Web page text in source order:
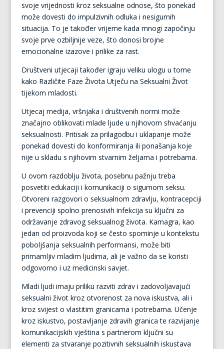
svoje vrijednosti kroz seksualne odnose, što ponekad
može dovesti do impulzivnih odluka i nesigurnih
situacija. To je također vrijeme kada mnogi započinju
svoje prve ozbiljnije veze, što donosi brojne
emocionalne izazove i prilike za rast.
Društveni utjecaji također igraju veliku ulogu u tome
kako Različite Faze Života Utječu na Seksualni Život
tijekom mladosti.
Utjecaj medija, vršnjaka i društvenih normi može
značajno oblikovati mlade ljude u njihovom shvaćanju
seksualnosti. Pritisak za prilagodbu i uklapanje može
ponekad dovesti do konformiranja ili ponašanja koje
nije u skladu s njihovim stvarnim željama i potrebama.
U ovom razdoblju života, posebnu pažnju treba
posvetiti edukaciji i komunikaciji o sigurnom seksu.
Otvoreni razgovori o seksualnom zdravlju, kontracepciji
i prevenciji spolno prenosivih infekcija su ključni za
održavanje zdravog seksualnog života. Kamagra, kao
jedan od proizvoda koji se često spominje u kontekstu
poboljšanja seksualnih performansi, može biti
primamljiv mladim ljudima, ali je važno da se koristi
odgovorno i uz medicinski savjet.
Mladi ljudi imaju priliku razviti zdrav i zadovoljavajući
seksualni život kroz otvorenost za nova iskustva, ali i
kroz svijest o vlastitim granicama i potrebama. Učenje
kroz iskustvo, postavljanje zdravih granica te razvijanje
komunikacijskih vještina s partnerom ključni su
elementi za stvaranje pozitivnih seksualnih iskustava